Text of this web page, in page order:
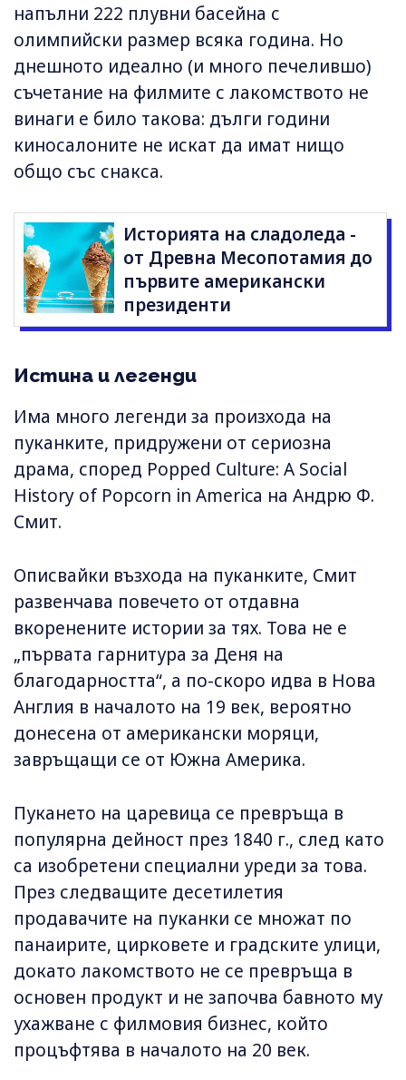
напълни 222 плувни басейна с
олимпийски размер всяка година. Но
днешното идеално (и много печелившо)
съчетание на филмите с лакомството не
винаги е било такова: дълги години
киносалоните не искат да имат нищо
общо със снакса.
Историята на сладоледа -
от Древна Месопотамия до
първите американски
президенти
Истина и легенди
Има много легенди за произхода на
пуканките, придружени от сериозна
драма, според Popped Culture: A Social
History of Popcorn in America на Андрю Ф.
Смит.
Описвайки възхода на пуканките, Смит
развенчава повечето от отдавна
вкоренените истории за тях. Това не е
„първата гарнитура за Деня на
благодарността“, а по-скоро идва в Нова
Англия в началото на 19 век, вероятно
донесена от американски моряци,
завръщащи се от Южна Америка.
Пукането на царевица се превръща в
популярна дейност през 1840 г., след като
са изобретени специални уреди за това.
През следващите десетилетия
продавачите на пуканки се множат по
панаирите, цирковете и градските улици,
докато лакомството не се превръща в
основен продукт и не започва бавното му
ухажване с филмовия бизнес, който
процъфтява в началото на 20 век.